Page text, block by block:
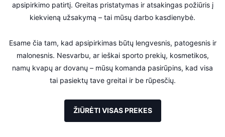
apsipirkimo patirtį. Greitas pristatymas ir atsakingas požiūris į
kiekvieną užsakymą – tai mūsų darbo kasdienybė.
Esame čia tam, kad apsipirkimas būtų lengvesnis, patogesnis ir
malonesnis. Nesvarbu, ar ieškai sporto prekių, kosmetikos,
namų kvapų ar dovanų – mūsų komanda pasirūpins, kad visa
tai pasiektų tave greitai ir be rūpesčių.
ŽIŪRĖTI VISAS PREKES